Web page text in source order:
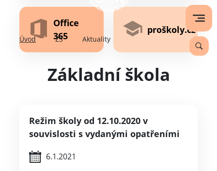
Office
365
proškoly.cz
Úvod ZŠ Aktuality
Základní škola
Režim školy od 12.10.2020 v
souvislosti s vydanými opatřeními
6.1.2021